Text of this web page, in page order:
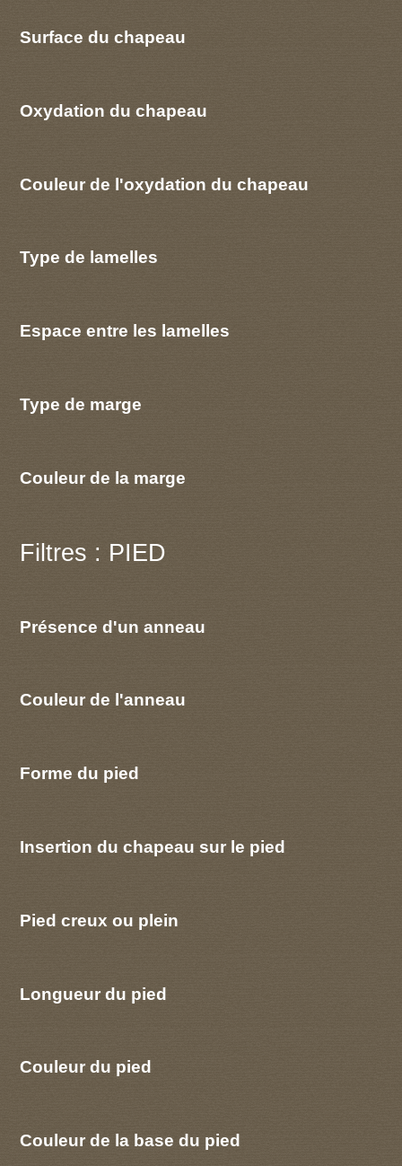
Surface du chapeau
Oxydation du chapeau
Couleur de l'oxydation du chapeau
Type de lamelles
Espace entre les lamelles
Type de marge
Couleur de la marge
Filtres : PIED
Présence d'un anneau
Couleur de l'anneau
Forme du pied
Insertion du chapeau sur le pied
Pied creux ou plein
Longueur du pied
Couleur du pied
Couleur de la base du pied